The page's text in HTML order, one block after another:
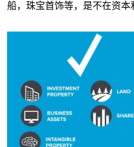
船，珠宝首饰等，是不在资本